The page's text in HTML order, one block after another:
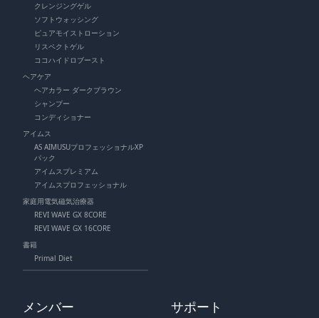
クレンジングゲル
ソフトウォッシング
ピュアモイストローション
リスペクトゲル
ココハイドロブースト
ヘアケア
ヘアカラー ダークブラウン
シャンプー
コンディショナー
アイムス
AS AIMUSUプロフェッショナルXP
パック
アイムスプレミアム
アイムスプロフェッショナル
家庭用電気磁気治療器
REVI WAVE GX 8CORE
REVI WAVE GX 16CORE
書籍
Primal Diet
メンバー サポート